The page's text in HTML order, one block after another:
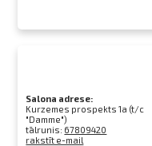
Salona adrese:
Kurzemes prospekts 1a (t/c
"Damme")
tālrunis: 67809420
rakstīt e-mail